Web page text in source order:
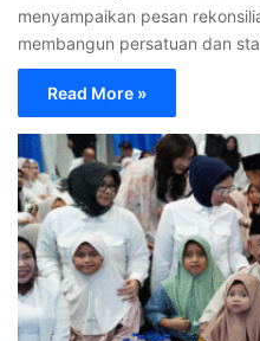
menyampaikan pesan
membangun persatuan dan
Read More »